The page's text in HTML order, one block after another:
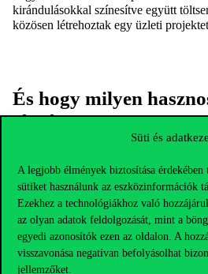
Süti és
A legjobb élmények biztosítása
sütiket használunk az eszközinformációk
Ezekhez a technológiákhoz való
az olyan adatok feldolgozását, mint a
egyedi azonosítók ezen az oldalon. A
visszavonása negatívan befolyásolhat
jellemzőket.
kirándulásokkal színesítve együtt
közösen létrehoztak egy üzleti
És hogy milyen
látnák el a CEMS
jelentkezőket?
1. Adj időt magadnak!
A kiutazás utáni első pár hét a
szól. Az elején nem egyszerű, főleg ha
megy az ember. De amint kialakul a
barátságok köttetnek, onnantól